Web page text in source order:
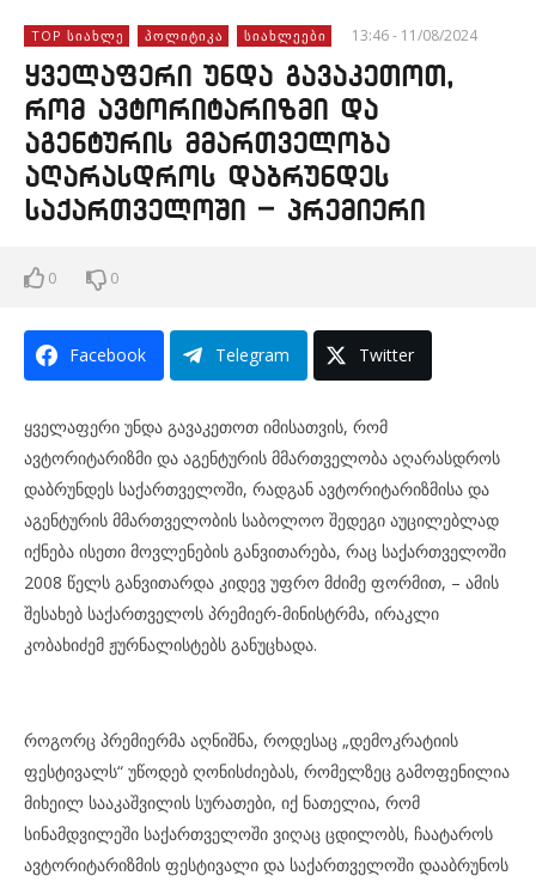
TOP ᲡᲘᲐᲮᲚᲔ ᲞᲝᲚᲘᲢᲘᲙᲐ ᲡᲘᲐᲮᲚᲔᲔᲑᲘ 13:46 - 11/08/2024
ყველაფერი უნდა გავაკეთოთ,
რომ ავტორიტარიზმი და
აგენტურის მმართველობა
აღარასდროს დაბრუნდეს
საქართველოში – პრემიერი
0 0
Facebook Telegram Twitter
ყველაფერი უნდა გავაკეთოთ იმისათვის, რომ
ავტორიტარიზმი და აგენტურის მმართველობა აღარასდროს
დაბრუნდეს საქართველოში, რადგან ავტორიტარიზმისა და
აგენტურის მმართველობის საბოლოო შედეგი აუცილებლად
იქნება ისეთი მოვლენების განვითარება, რაც საქართველოში
2008 წელს განვითარდა კიდევ უფრო მძიმე ფორმით, – ამის
შესახებ საქართველოს პრემიერ-მინისტრმა, ირაკლი
კობახიძემ ჟურნალისტებს განუცხადა.
როგორც პრემიერმა აღნიშნა, როდესაც „დემოკრატიის
ფესტივალს“ უწოდებ ღონისძიებას, რომელზეც გამოფენილია
მიხეილ სააკაშვილის სურათები, იქ ნათელია, რომ
სინამდვილეში საქართველოში ვიღაც ცდილობს, ჩაატაროს
ავტორიტარიზმის ფესტივალი და საქართველოში დააბრუნოს